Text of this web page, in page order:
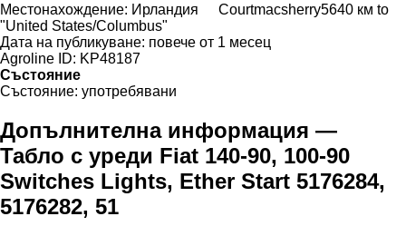
Местонахождение: Ирландия Courtmacsherry5640 км to
"United States/Columbus"
Дата на публикуване: повече от 1 месец
Agroline ID: KP48187
Състояние
Състояние: употребявани
Допълнителна информация —
Табло с уреди Fiat 140-90, 100-90
Switches Lights, Ether Start 5176284,
5176282, 51